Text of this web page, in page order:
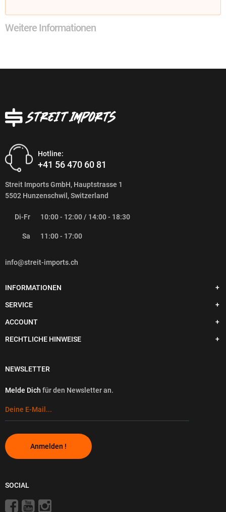
Weitere Informationen
Hotline:
+41 56 470 60 81
Streit Imports GmbH, Hauptstrasse 1
5502 Hunzenschwil, Switzerland
Di-Fr 10:00 - 12:00 / 14:00 - 18:30
Sa 11:00 - 17:00
info@streit-imports.ch
INFORMATIONEN
SERVICE
ACCOUNT
RECHTLICHE HINWEISE
NEWSLETTER
Melde Dich für den Newsletter an.
Anmelden !
SOCIAL